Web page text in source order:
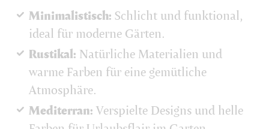
Minimalistisch: Schlicht und funktional,
ideal für moderne Gärten.
Rustikal: Natürliche Materialien und
warme Farben für eine gemütliche
Atmosphäre.
Mediterran: Verspielte Designs und helle